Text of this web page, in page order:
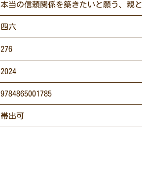
本当の信頼関係を築きたいと願う、親
四六
276
2024
9784865001785
帯出可